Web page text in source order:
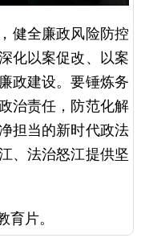
健全廉政风险防控
化以案促改、以案
政建设。要锤炼务
治责任，防范化解
担当的新时代政法
、法治怒江提供坚
育片。